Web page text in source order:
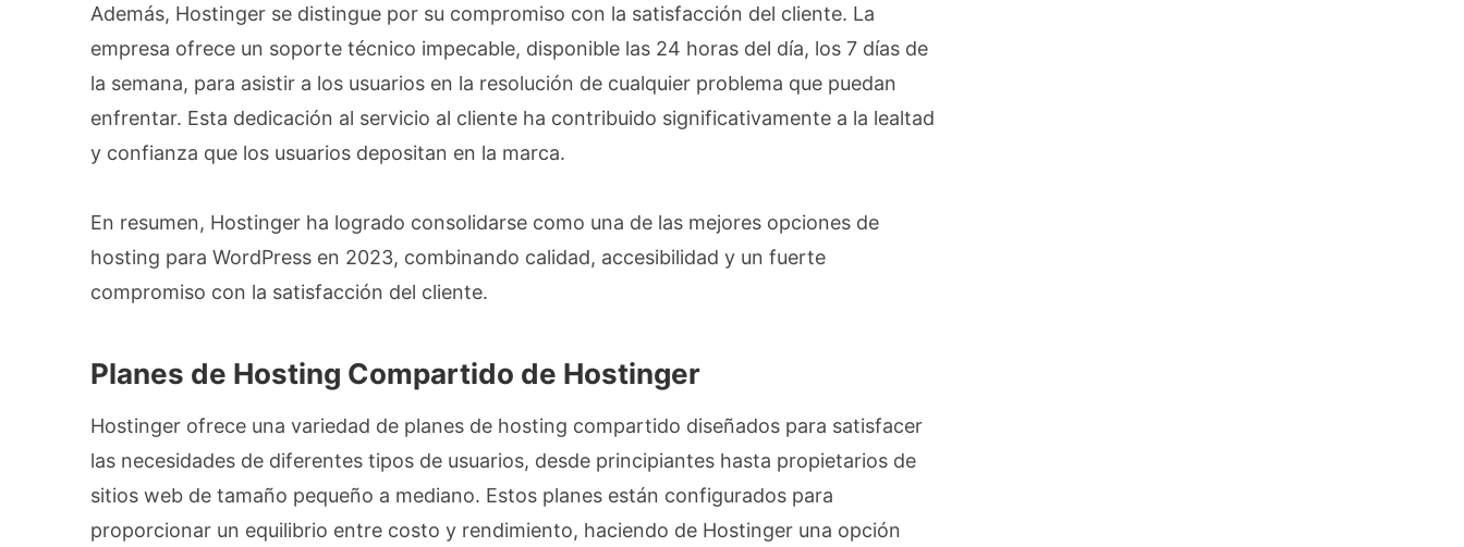
Además, Hostinger se distingue por su compromiso con la satisfacción del cliente. La
empresa ofrece un soporte técnico impecable, disponible las 24 horas del día, los 7 días de
la semana, para asistir a los usuarios en la resolución de cualquier problema que puedan
enfrentar. Esta dedicación al servicio al cliente ha contribuido significativamente a la lealtad
y confianza que los usuarios depositan en la marca.
En resumen, Hostinger ha logrado consolidarse como una de las mejores opciones de
hosting para WordPress en 2023, combinando calidad, accesibilidad y un fuerte
compromiso con la satisfacción del cliente.
Planes de Hosting Compartido de Hostinger
Hostinger ofrece una variedad de planes de hosting compartido diseñados para satisfacer
las necesidades de diferentes tipos de usuarios, desde principiantes hasta propietarios de
sitios web de tamaño pequeño a mediano. Estos planes están configurados para
proporcionar un equilibrio entre costo y rendimiento, haciendo de Hostinger una opción